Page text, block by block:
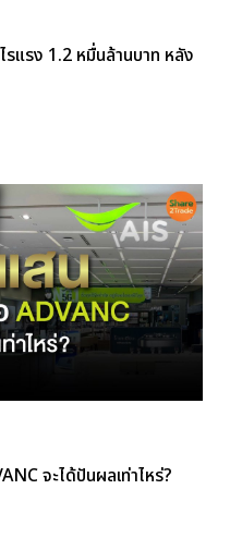
แรง 1.2 หมื่นล้านบาท หลัง
จะได้ปันผลเท่าไหร่?